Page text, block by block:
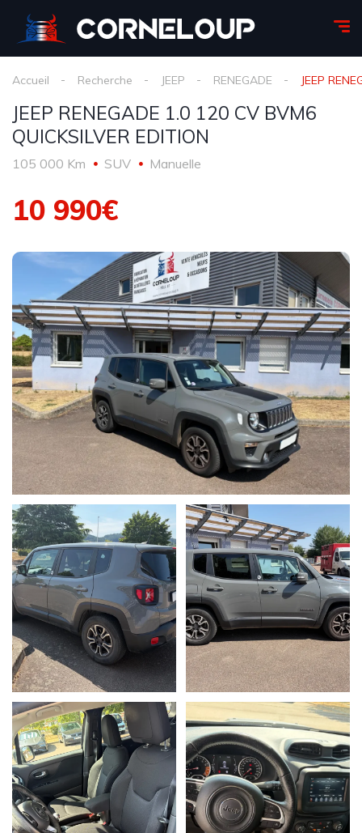
Accueil Recherche JEEP RENEGADE JEEP
JEEP RENEGADE 1.0 120 CV BVM6
QUICKSILVER EDITION
105 000 Km SUV Manuelle
10 990€